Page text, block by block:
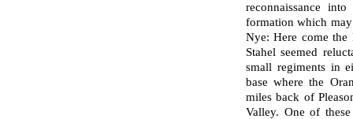
reconnaissance
formation which
Nye: Here come
Stahel seemed
small regiments in
base where the
miles back of
Valley. One of